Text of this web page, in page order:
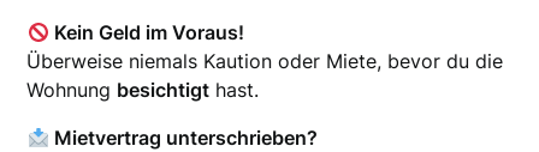
Kein Geld im Voraus!
Überweise niemals Kaution oder Miete, bevor du die
Wohnung besichtigt hast.
Mietvertrag unterschrieben?